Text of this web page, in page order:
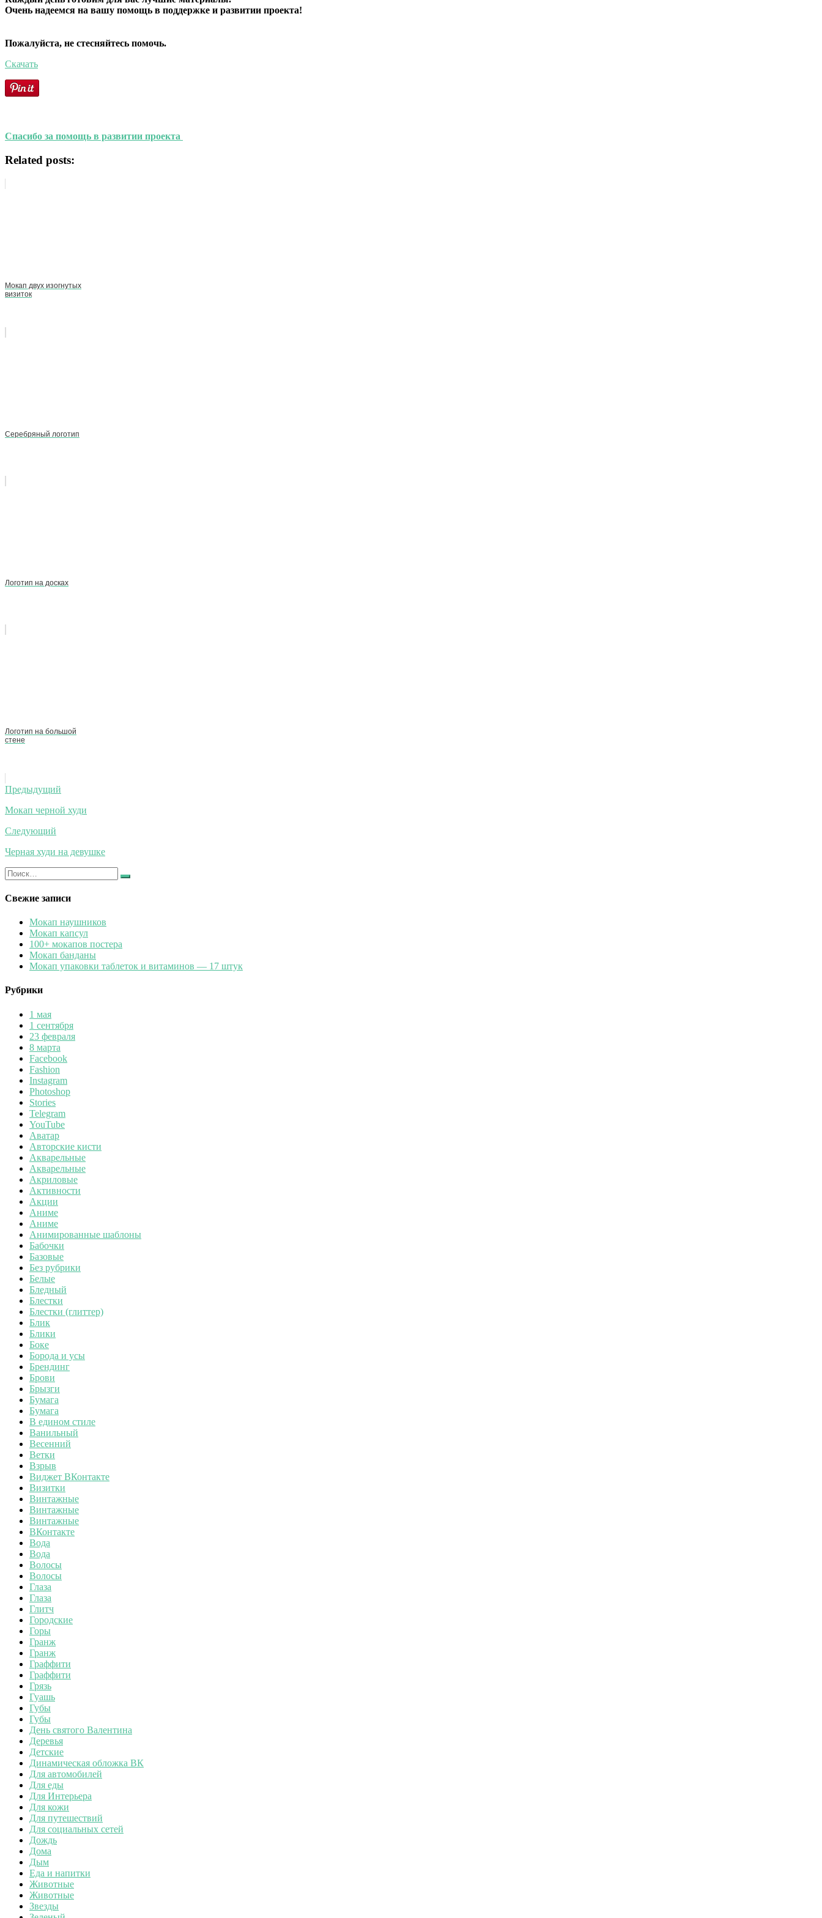
Очень надеемся на вашу помощь в поддержке и развитии проекта!
Пожалуйста, не стесняйтесь помочь.
Скачать
Спасибо за помощь в развитии проекта
Related posts:
Мокап двух изогнутых
визиток
Серебряный логотип
Логотип на досках
Логотип на большой
стене
Навигация
по
записям
Предыдущий
Мокап черной худи
Следующий
Черная худи на девушке
Искать:
Найти
Свежие записи
Мокап наушников
Мокап капсул
100+ мокапов постера
Мокап банданы
Мокап упаковки таблеток и витаминов — 17 штук
Рубрики
1 мая
1 сентября
23 февраля
8 марта
Facebook
Fashion
Instagram
Photoshop
Stories
Telegram
YouTube
Аватар
Авторские кисти
Акварельные
Акварельные
Акриловые
Активности
Акции
Аниме
Аниме
Анимированные шаблоны
Бабочки
Базовые
Без рубрики
Белые
Бледный
Блестки
Блестки (глиттер)
Блик
Блики
Боке
Борода и усы
Брендинг
Брови
Брызги
Бумага
Бумага
В едином стиле
Ванильный
Весенний
Ветки
Взрыв
Виджет ВКонтакте
Визитки
Винтажные
Винтажные
Винтажные
ВКонтакте
Вода
Вода
Волосы
Волосы
Глаза
Глаза
Глитч
Городские
Горы
Гранж
Гранж
Граффити
Граффити
Грязь
Гуашь
Губы
Губы
День святого Валентина
Деревья
Детские
Динамическая обложка ВК
Для автомобилей
Для еды
Для Интерьера
Для кожи
Для путешествий
Для социальных сетей
Дождь
Дома
Дым
Еда и напитки
Животные
Животные
Звезды